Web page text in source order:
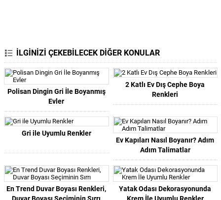
İLGİNİZİ ÇEKEBİLECEK DİĞER KONULAR
Polisan Dingin Gri İle Boyanmış
Evler
2 Katlı Ev Dış Cephe Boya
Renkleri
Gri ile Uyumlu Renkler
Ev Kapıları Nasıl Boyanır? Adım
Adım Talimatlar
En Trend Duvar Boyası Renkleri,
Yatak Odası Dekorasyonunda